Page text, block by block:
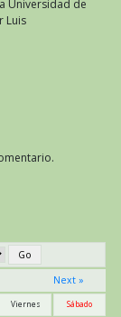
Universidad de
Luis
Next »
Viernes Sábado